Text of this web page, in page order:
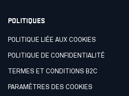
POLITIQUES
POLITIQUE LIÉE AUX COOKIES
POLITIQUE DE CONFIDENTIALITÉ
TERMES ET CONDITIONS B2C
PARAMÈTRES DES COOKIES